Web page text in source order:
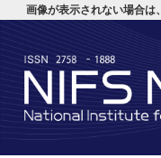
画像が表示されない場合は、